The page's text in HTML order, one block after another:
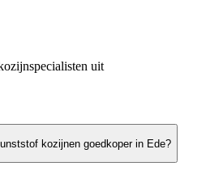
uit
kozijnen goedkoper in Ede?